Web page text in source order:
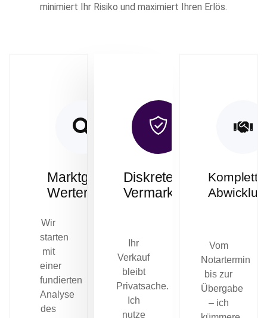
minimiert Ihr Risiko und maximiert Ihren Erlös.
Marktgerechte
Wertermittlung
Wir
starten
mit
einer
fundierten
Analyse
des
Diskrete
Vermarktung
Ihr
Verkauf
bleibt
Privatsache.
Ich
nutze
Komplette
Vom
Notartermin
bis zur
Übergabe
– ich